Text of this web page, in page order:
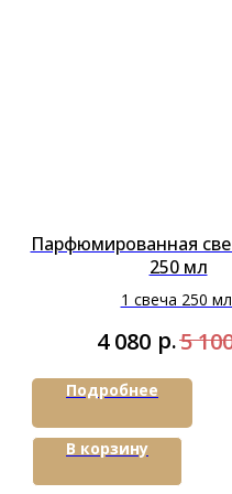
Парфюмированная
250 мл
1 свеча 250
4 080 р.5
Подробнее
В корзину